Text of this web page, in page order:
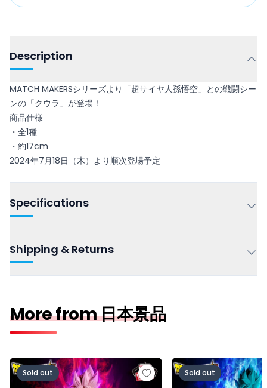
Description
MATCH MAKERSシリーズより「超サイヤ人孫悟空」との戦闘シー
ンの「クウラ」が登場！
商品仕様
・全1種
・約17cm
2024年7月18日（木）より順次登場予定
Specifications
Shipping & Returns
More from 日本景品
ドラゴンボール超 MATCH MAKERS ゴクウブラック-超サ
Sold out
ドラゴンボール超
Sold out